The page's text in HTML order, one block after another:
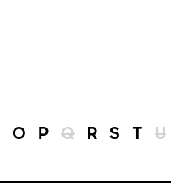
O P Q R S T U